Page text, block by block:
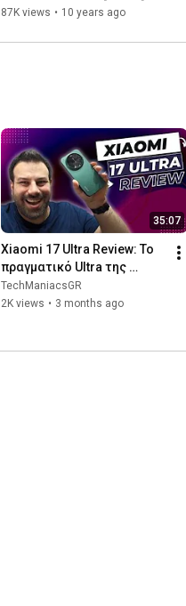
87K views • 10 years ago
35:07
Xiaomi 17 Ultra Review: Το
πραγματικό Ultra της
ελληνικής αγοράς!
TechManiacsGR
2K views • 3 months ago